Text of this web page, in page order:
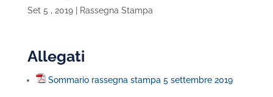
Set 5 , 2019| Rassegna Stampa
Allegati
Sommario rassegna stampa 5 settembre 2019